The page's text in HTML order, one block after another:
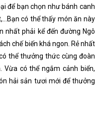
để bạn chọn như bánh canh
có thể thấy món ăn này
nhất phải kể đến đường Ngô
chế biến khá ngon. Rẻ nhất
thể thưởng thức cùng đoàn
Vừa có thể ngắm cảnh biển,
hải sản tươi mới để thưởng